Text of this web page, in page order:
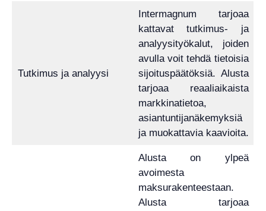
Tutkimus ja analyysi
Intermagnum tarjoaa
kattavat tutkimus- ja
analyysityökalut, joiden
avulla voit tehdä tietoisia
sijoituspäätöksiä. Alusta
tarjoaa reaaliaikaista
markkinatietoa,
asiantuntijanäkemyksiä
ja muokattavia kaavioita.
Alusta on ylpeä
avoimesta
maksurakenteestaan.
Alusta tarjoaa